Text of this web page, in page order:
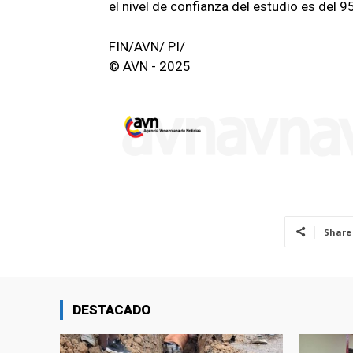
el nivel de confianza del estudio es del
FIN/AVN/ PI/
© AVN - 2025
Share
DESTACADO